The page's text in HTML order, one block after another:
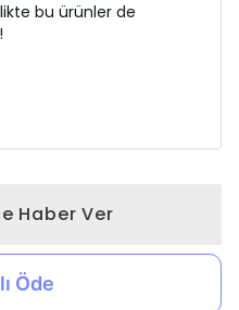
bu ürünler de
Haber Ver